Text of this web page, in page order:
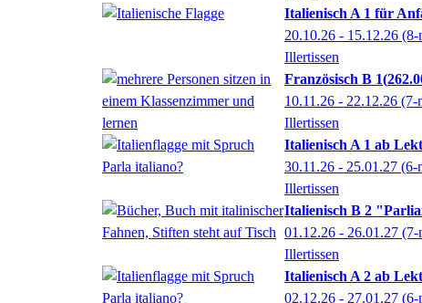
Italienisch A 1 für
20.10.26 - 15.12.26 (8-
Illertissen
Französisch B 1
10.11.26 - 22.12.26 (7-
Illertissen
Italienisch A 1 ab
30.11.26 - 25.01.27 (6-
Illertissen
Italienisch B 2
01.12.26 - 26.01.27 (7-
Illertissen
Italienisch A 2 ab
02.12.26 - 27.01.27 (6-